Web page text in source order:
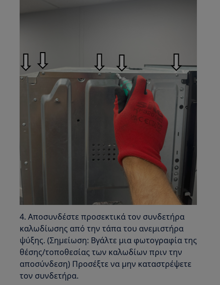
4. Αποσυνδέστε προσεκτικά τον συνδετήρα
καλωδίωσης από την τάπα του ανεμιστήρα
ψύξης. (Σημείωση: Βγάλτε μια φωτογραφία της
θέσης/τοποθεσίας των καλωδίων πριν την
αποσύνδεση) Προσέξτε να μην καταστρέψετε
τον συνδετήρα.